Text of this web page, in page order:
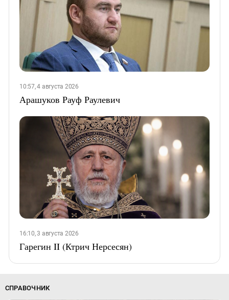
10:57, 4 августа 2026
Арашуков Рауф Раулевич
16:10, 3 августа 2026
Гарегин II (Ктрич Нерсесян)
СПРАВОЧНИК